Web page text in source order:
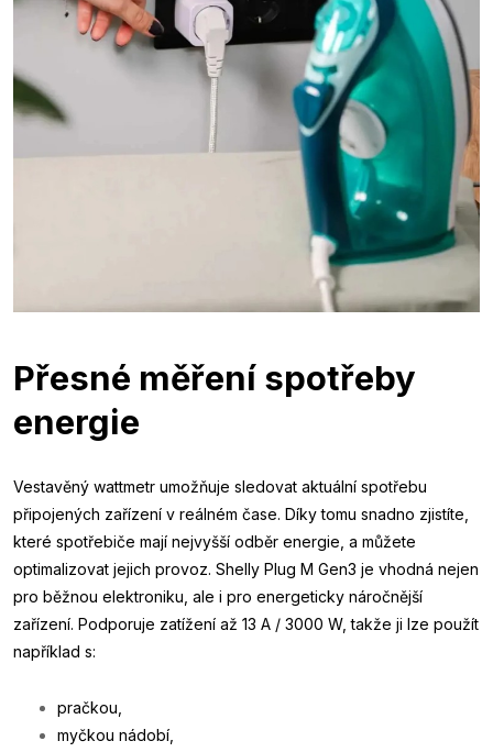
Přesné měření spotřeby
energie
Vestavěný wattmetr umožňuje sledovat aktuální spotřebu
připojených zařízení v reálném čase. Díky tomu snadno zjistíte,
které spotřebiče mají nejvyšší odběr energie, a můžete
optimalizovat jejich provoz. Shelly Plug M Gen3 je vhodná nejen
pro běžnou elektroniku, ale i pro energeticky náročnější
zařízení. Podporuje zatížení až 13 A / 3000 W, takže ji lze použít
například s:
pračkou,
myčkou nádobí,